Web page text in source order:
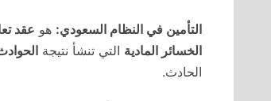
التأمين في النظام السعودي: هو عقد
الخسائر المادية التي تنشأ نتيجة
الحادث.